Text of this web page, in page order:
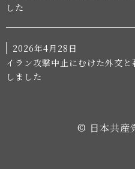
した
2026年4月28日
イラン攻撃中止にむけた外交
しました
© 日本共産